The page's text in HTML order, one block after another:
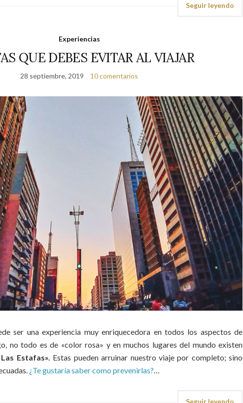
Seguir leyendo
Experiencias
QUE DEBES EVITAR AL VIAJAR
28 septiembre, 2019 10 comentarios
ser una experiencia muy enriquecedora en todos los aspectos de
no todo es de «color rosa» y en muchos lugares del mundo existen
Estafas». Estas pueden arruinar nuestro viaje por completo; sino
¿Te gustaría saber como prevenirlas?
Seguir leyendo